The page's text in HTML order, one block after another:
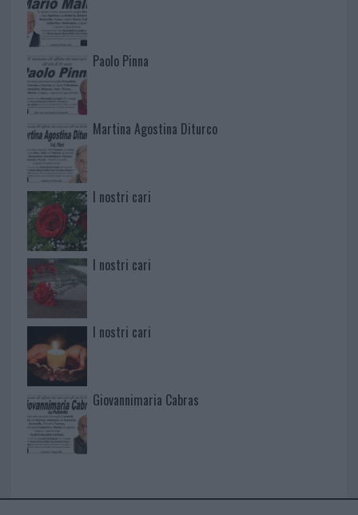
Paolo Pinna
Martina Agostina Diturco
I nostri cari
I nostri cari
I nostri cari
Giovannimaria Cabras